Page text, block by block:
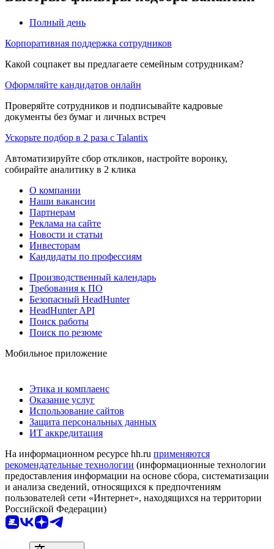
Полный день
Корпоративная поддержка сотрудников
Какой соцпакет вы предлагаете семейным сотрудникам?
Оформляйте кандидатов онлайн
Проверяйте сотрудников и подписывайте кадровые
документы без бумаг и личных встреч
Ускорьте подбор в 2 раза с Talantix
Автоматизируйте сбор откликов, настройте воронку,
собирайте аналитику в 2 клика
О компании
Наши вакансии
Партнерам
Реклама на сайте
Новости и статьи
Инвесторам
Кандидаты по профессиям
Производственный календарь
Требования к ПО
Безопасный HeadHunter
HeadHunter API
Поиск работы
Поиск по резюме
Мобильное приложение
Этика и комплаенс
Оказание услуг
Использование сайтов
Защита персональных данных
ИТ аккредитация
На информационном ресурсе hh.ru применяются
рекомендательные технологии (информационные технологии
предоставления информации на основе сбора, систематизации
и анализа сведений, относящихся к предпочтениям
пользователей сети «Интернет», находящихся на территории
Российской Федерации)